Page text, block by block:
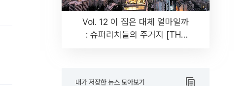
Vol. 12 이 집은 대체 얼마일까
: 슈퍼리치들의 주거지 [THE
내가 저장한 뉴스 모아보기